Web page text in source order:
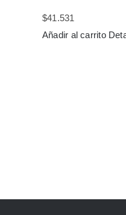
$41.531
Añadir al carrito